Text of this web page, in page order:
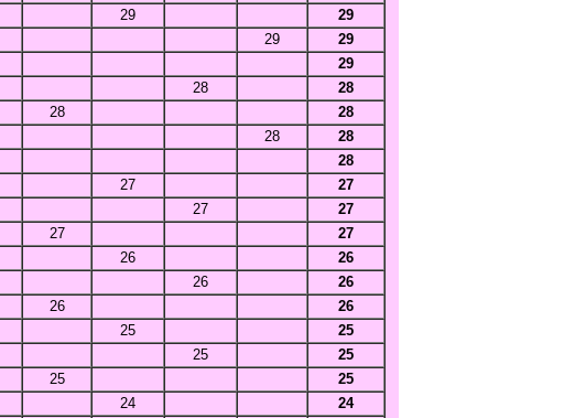
29
29
29
29
29
28
28
28
28
28
28
28
27
27
27
27
27
27
26
26
26
26
26
26
25
25
25
25
25
25
24
24